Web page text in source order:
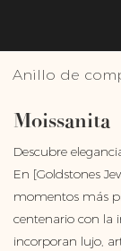
Anillo de
Moissanita
Descubre
En [Goldstones
momentos más
centenario con la
incorporan lujo,